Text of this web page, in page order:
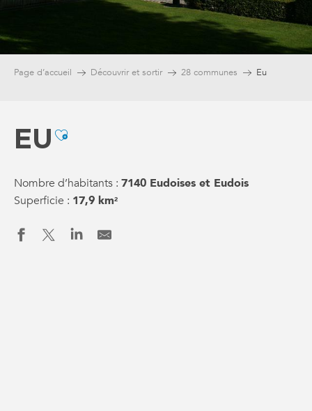
Page d’accueil Découvrir et sortir 28 communes Eu
EU Ajouter aux favoris
Nombre d’habitants : 7140 Eudoises et Eudois
Superficie : 17,9 km2